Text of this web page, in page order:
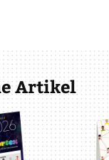
Artikel